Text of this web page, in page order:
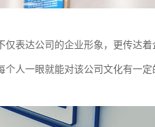
表达公司的企业形象，更传达
人一眼就能对该公司文化有一